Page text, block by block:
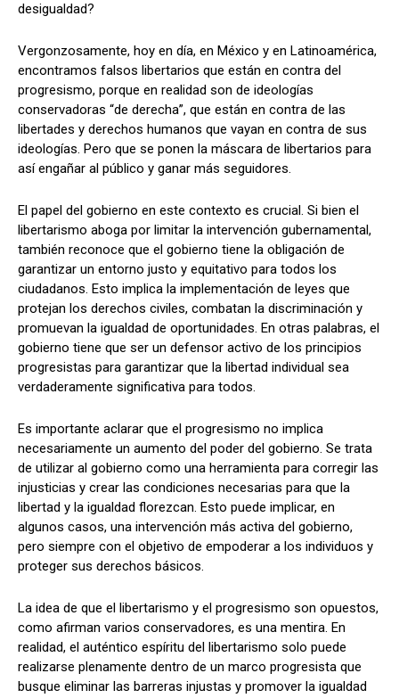
desigualdad?
Vergonzosamente, hoy en día, en México y en Latinoamérica,
encontramos falsos libertarios que están en contra del
progresismo, porque en realidad son de ideologías
conservadoras “de derecha”, que están en contra de las
libertades y derechos humanos que vayan en contra de sus
ideologías. Pero que se ponen la máscara de libertarios para
así engañar al público y ganar más seguidores.
El papel del gobierno en este contexto es crucial. Si bien el
libertarismo aboga por limitar la intervención gubernamental,
también reconoce que el gobierno tiene la obligación de
garantizar un entorno justo y equitativo para todos los
ciudadanos. Esto implica la implementación de leyes que
protejan los derechos civiles, combatan la discriminación y
promuevan la igualdad de oportunidades. En otras palabras, el
gobierno tiene que ser un defensor activo de los principios
progresistas para garantizar que la libertad individual sea
verdaderamente significativa para todos.
Es importante aclarar que el progresismo no implica
necesariamente un aumento del poder del gobierno. Se trata
de utilizar al gobierno como una herramienta para corregir las
injusticias y crear las condiciones necesarias para que la
libertad y la igualdad florezcan. Esto puede implicar, en
algunos casos, una intervención más activa del gobierno,
pero siempre con el objetivo de empoderar a los individuos y
proteger sus derechos básicos.
La idea de que el libertarismo y el progresismo son opuestos,
como afirman varios conservadores, es una mentira. En
realidad, el auténtico espíritu del libertarismo solo puede
realizarse plenamente dentro de un marco progresista que
busque eliminar las barreras injustas y promover la igualdad